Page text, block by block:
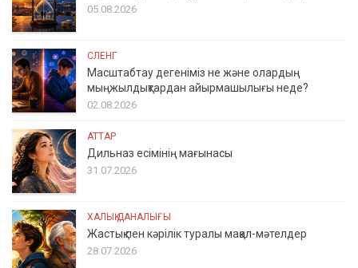
05.08.2026
СЛЕНГ
Масштабтау дегеніміз не және олардың
мыңжылдықтардан айырмашылығы неде?
02.08.2026
АТТАР
Дильназ есімінің мағынасы
31.07.2026
ХАЛЫҚ ДАНАЛЫҒЫ
Жастық пен кәрілік туралы мақал-мәтелдер
28.07.2026